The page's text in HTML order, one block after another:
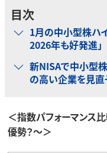
目次
1月の中小型株ハ
2026年も好発進」
新NISAで中小型
の高い企業を見直
＜指数パフォーマンス
優勢？～＞